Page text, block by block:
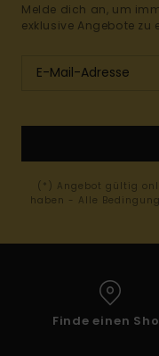
Melde dich an, um
exklusive Angebote zu
(*) Angebot gültig
haben - Alle
Finde einen